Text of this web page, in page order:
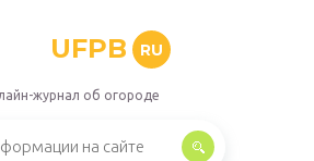
UFPB RU
журнал об огороде